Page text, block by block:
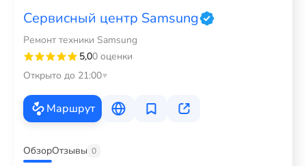
Сервисный центр Samsung
Ремонт техники Samsung
5,00 оценки
Открыто до 21:00
Маршрут
ОбзорОтзывы 0